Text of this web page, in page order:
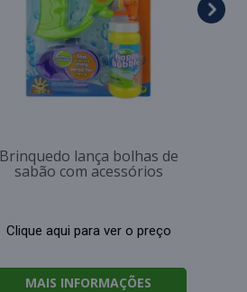
Brinquedo lança bolhas de
sabão com acessórios
Clique aqui para ver o preço
MAIS INFORMAÇÕES